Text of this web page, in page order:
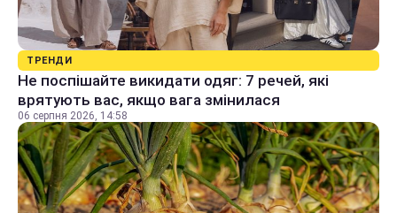
ТРЕНДИ
Не поспішайте викидати одяг: 7 речей, які
врятують вас, якщо вага змінилася
06 серпня 2026, 14:58